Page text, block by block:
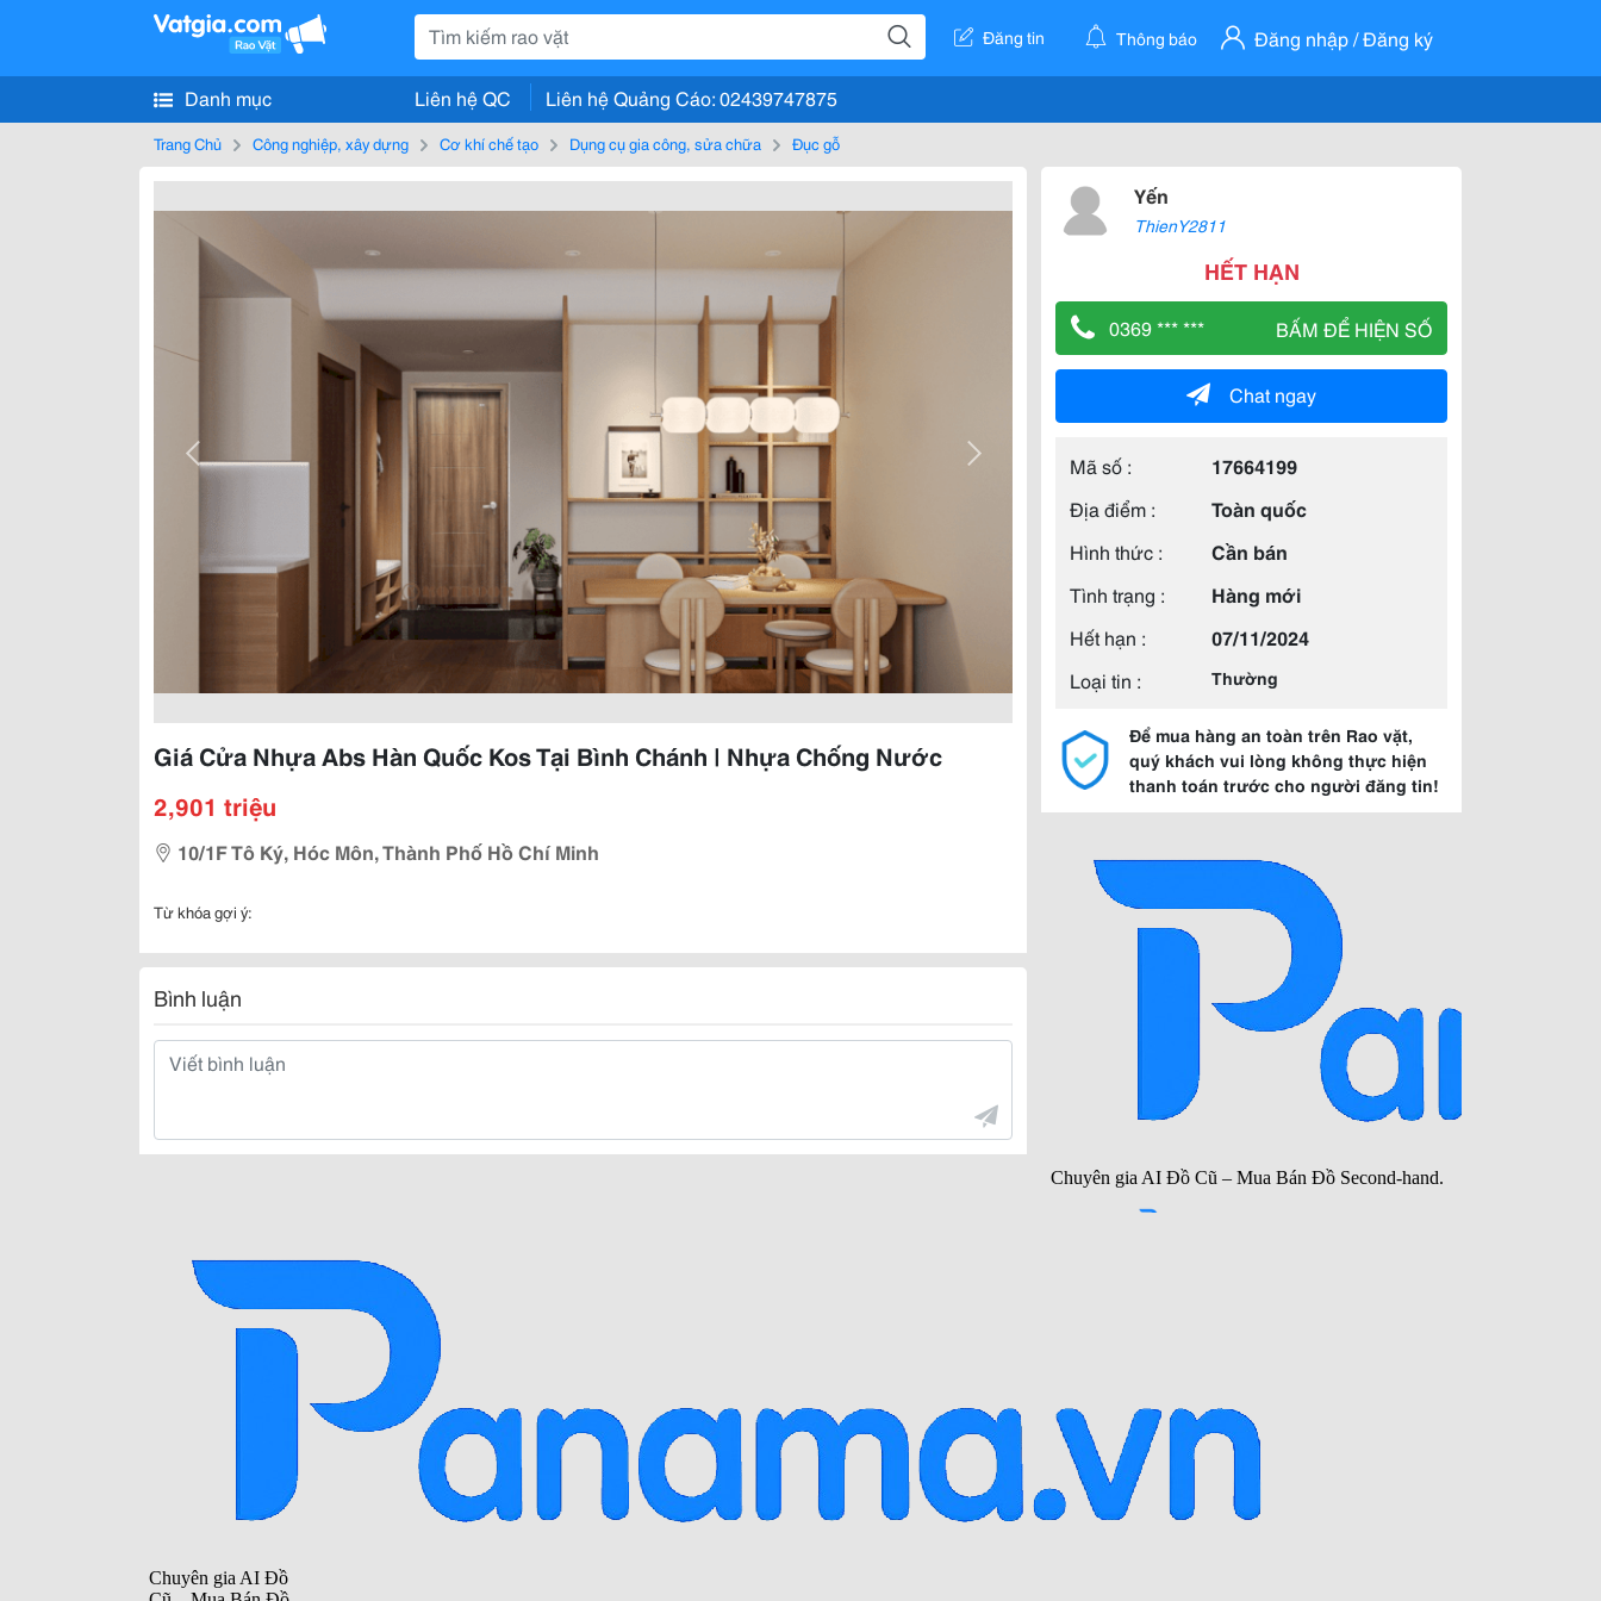
Đăng tin Thông báo Đăng nhập / Đăng ký
Danh mục Liên hệ QC Liên hệ Quảng Cáo: 02439747875
Trang Chủ Công nghiệp, xây dựng Cơ khí chế tạo Dụng cụ gia công, sửa chữa Đục gỗ
Giá Cửa Nhựa Abs Hàn Quốc Kos Tại Bình Chánh | Nhựa Chống Nước
2,901 triệu
10/1F Tô Ký, Hóc Môn, Thành Phố Hồ Chí Minh
Từ khóa gợi ý:
Bình luận
Yến
ThienY2811
HẾT HẠN
0369 *** *** BẤM ĐỂ HIỆN SỐ
Chat ngay
Mã số :
17664199
Địa điểm :
Toàn quốc
Hình thức :
Cần bán
Tình trạng :
Hàng mới
Hết hạn :
07/11/2024
Loại tin :
Thường
Để mua hàng an toàn trên Rao vặt,
quý khách vui lòng không thực hiện
thanh toán trước cho người đăng tin!